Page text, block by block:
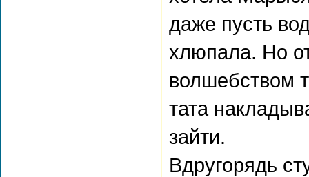
даже пусть
хлюпала. Но
волшебством
тата
зайти.
Вдругорядь